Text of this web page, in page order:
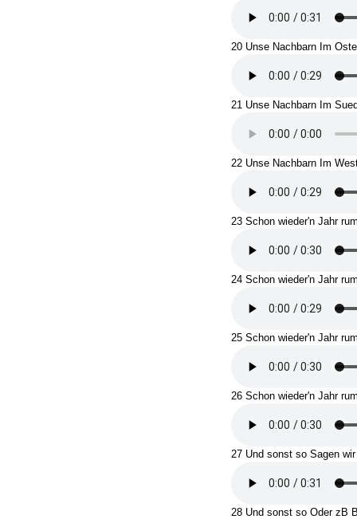
20 Unse Nachbarn Im
21 Unse Nachbarn Im
22 Unse Nachbarn Im
23 Schon wieder'n Jahr
24 Schon wieder'n Jahr
25 Schon wieder'n Jahr
26 Schon wieder'n Jahr
27 Und sonst so Sagen
28 Und sonst so Oder zB